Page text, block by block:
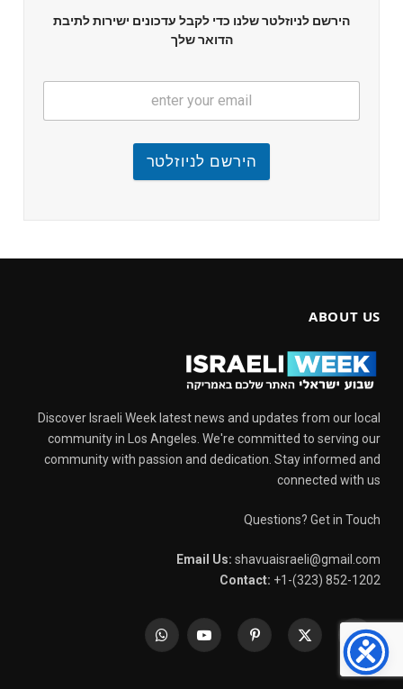
הירשם לניוזלטר שלנו כדי לקבל עדכונים ישירות לתיבת
הדואר שלך
הירשם לניוזלטר
ABOUT US
Discover Israeli Week latest news and updates from our local
community in Los Angeles. We're committed to serving our
community with passion and dedication. Stay informed and
connected with us
Questions? Get in Touch
Email Us: shavuaisraeli@gmail.com
Contact: +1-(323) 852-1202
Facebook
X
Pinterest
YouTube
WhatsApp